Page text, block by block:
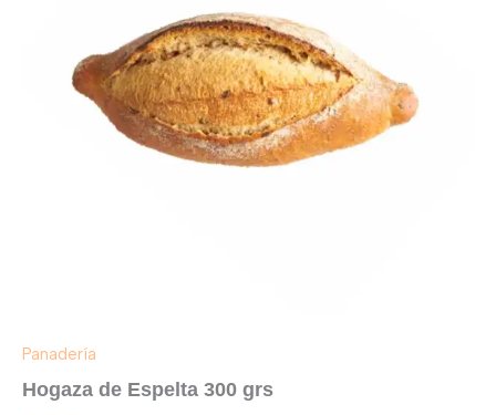
Panadería
Hogaza de Espelta 300 grs